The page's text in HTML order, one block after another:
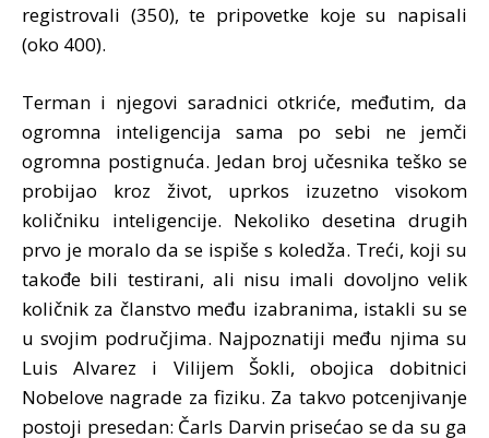
registrovali (350), te pripovetke koje su napisali
(oko 400).
Terman i njegovi saradnici otkriće, međutim, da
ogromna inteligencija sama po sebi ne jemči
ogromna postignuća. Jedan broj učesnika teško se
probijao kroz život, uprkos izuzetno visokom
količniku inteligencije. Nekoliko desetina drugih
prvo je moralo da se ispiše s koledža. Treći, koji su
takođe bili testirani, ali nisu imali dovoljno velik
količnik za članstvo među izabranima, istakli su se
u svojim područjima. Najpoznatiji među njima su
Luis Alvarez i Vilijem Šokli, obojica dobitnici
Nobelove nagrade za fiziku. Za takvo potcenjivanje
postoji presedan: Čarls Darvin prisećao se da su ga